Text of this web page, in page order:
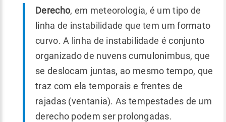
Derecho, em meteorologia, é um tipo de
linha de instabilidade que tem um formato
curvo. A linha de instabilidade é conjunto
organizado de nuvens cumulonimbus, que
se deslocam juntas, ao mesmo tempo, que
traz com ela temporais e frentes de
rajadas (ventania). As tempestades de um
derecho podem ser prolongadas.